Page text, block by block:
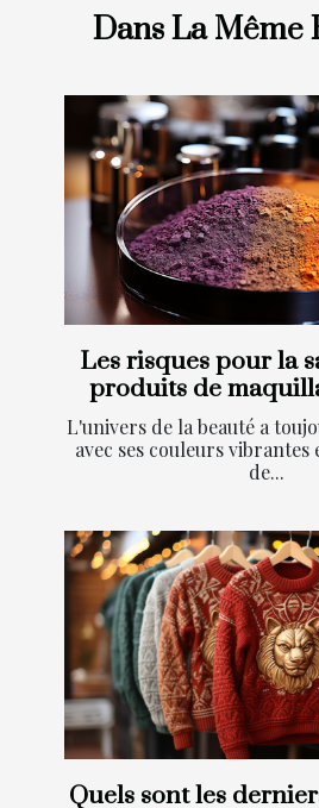
Dans La Même
Les risques pour la
produits de
L'univers de la beauté a
avec ses couleurs vibrantes
de...
Quels sont les